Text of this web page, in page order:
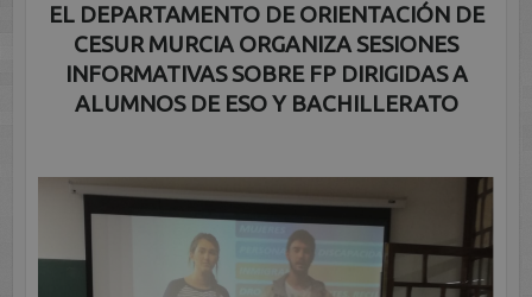
EL DEPARTAMENTO DE ORIENTACIÓN DE
CESUR MURCIA ORGANIZA SESIONES
INFORMATIVAS SOBRE FP DIRIGIDAS A
ALUMNOS DE ESO Y BACHILLERATO